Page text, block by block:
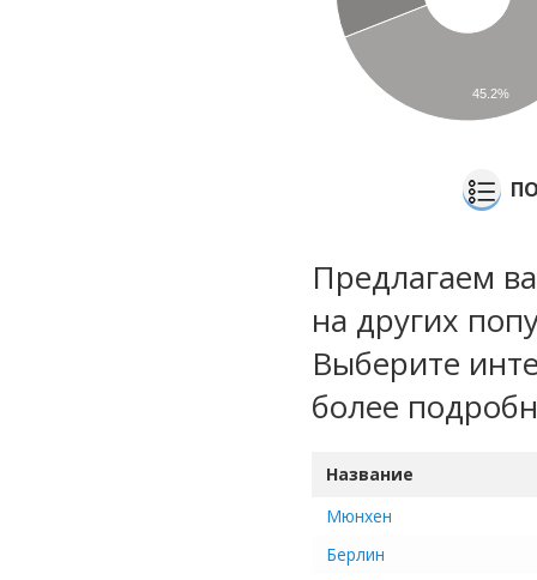
45.2%
Предлагаем
на других
Выберите
более
Название
Мюнхен
Берлин